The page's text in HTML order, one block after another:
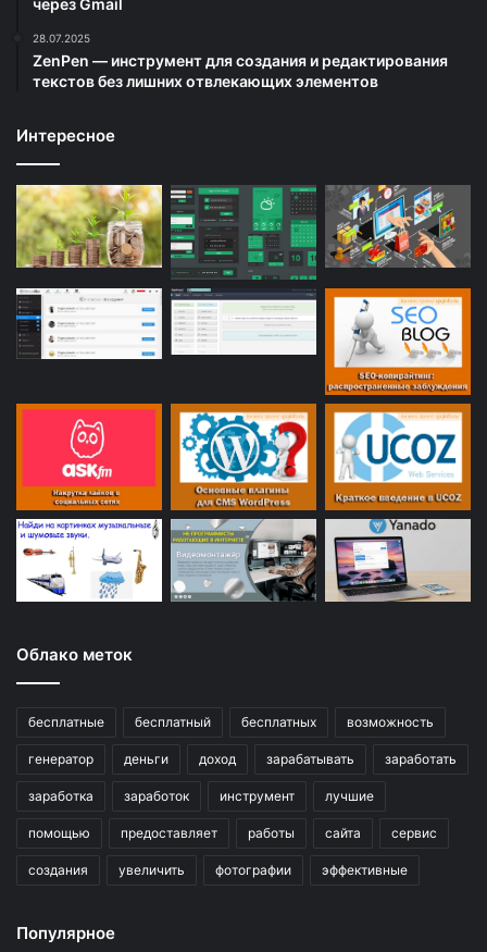
через Gmail
28.07.2025
ZenPen — инструмент для создания и редактирования
текстов без лишних отвлекающих элементов
Интересное
Облако меток
бесплатные бесплатный бесплатных возможность
генератор деньги доход зарабатывать заработать
заработка заработок инструмент лучшие
помощью предоставляет работы сайта сервис
создания увеличить фотографии эффективные
Популярное